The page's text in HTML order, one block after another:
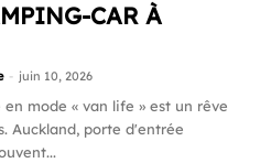
CAR À
- juin 10, 2026
mode « van life » est un rêve
Auckland, porte d'entrée